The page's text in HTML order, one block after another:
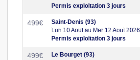
Permis exploitation 3 jours
499€
Saint-Denis (93)
Lun 10 Aout au Mer 12 Aout 2026
Permis exploitation 3 jours
499€
Le Bourget (93)